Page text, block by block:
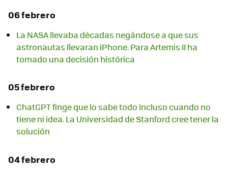
06 febrero
La NASA llevaba décadas negándose a que sus
astronautas llevaran iPhone. Para Artemis II ha
tomado una decisión histórica
05 febrero
ChatGPT finge que lo sabe todo incluso cuando no
tiene ni idea. La Universidad de Stanford cree tener la
solución
04 febrero